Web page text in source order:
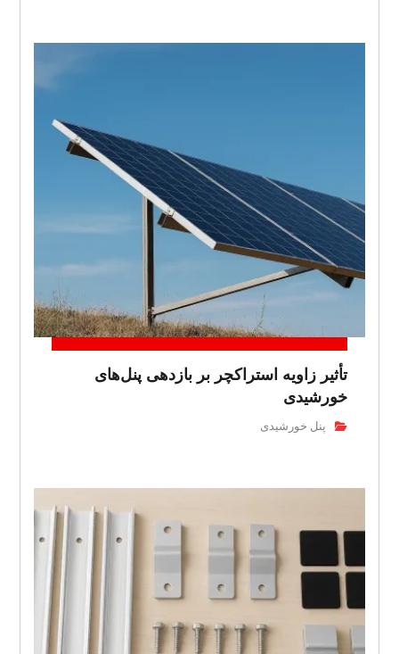
تأثیر زاویه استراکچر بر بازدهی پنل‌های
خورشیدی
پنل خورشیدی